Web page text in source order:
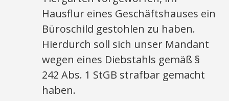
Hausflur eines Geschäftshauses ein
Büroschild gestohlen zu haben.
Hierdurch soll sich unser Mandant
wegen eines Diebstahls gemäß §
242 Abs. 1 StGB strafbar gemacht
haben.